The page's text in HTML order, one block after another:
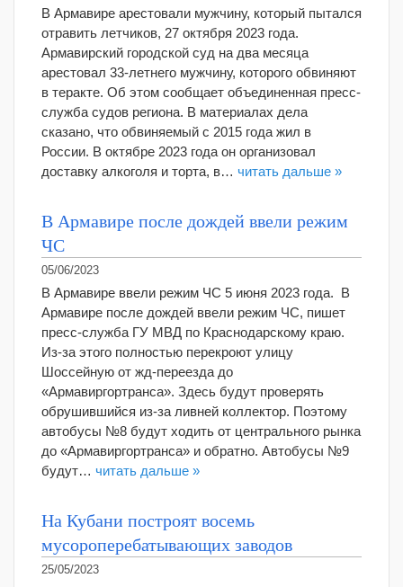
В Армавире арестовали мужчину, который пытался
отравить летчиков, 27 октября 2023 года.
Армавирский городской суд на два месяца
арестовал 33-летнего мужчину, которого обвиняют
в теракте. Об этом сообщает объединенная пресс-
служба судов региона. В материалах дела
сказано, что обвиняемый с 2015 года жил в
России. В октябре 2023 года он организовал
доставку алкоголя и торта, в… читать дальше »
В Армавире после дождей ввели режим
ЧС
05/06/2023
В Армавире ввели режим ЧС 5 июня 2023 года. В
Армавире после дождей ввели режим ЧС, пишет
пресс-служба ГУ МВД по Краснодарскому краю.
Из-за этого полностью перекроют улицу
Шоссейную от жд-переезда до
«Армавиргортранса». Здесь будут проверять
обрушившийся из-за ливней коллектор. Поэтому
автобусы №8 будут ходить от центрального рынка
до «Армавиргортранса» и обратно. Автобусы №9
будут… читать дальше »
На Кубани построят восемь
мусороперебатывающих заводов
25/05/2023